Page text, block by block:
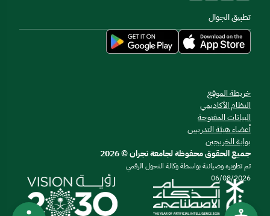
تطبيق الجوال
خريطة الموقع
النظام الأكاديمي
البيانات المفتوحة
أعضاء هيئة التدريس
بوابة الخريجين
جميع الحقوق محفوظة لجامعة نجران © 2026
تم تطويره وصيانتة بواسطة وكالة التحول الرقمي
06/08/2026